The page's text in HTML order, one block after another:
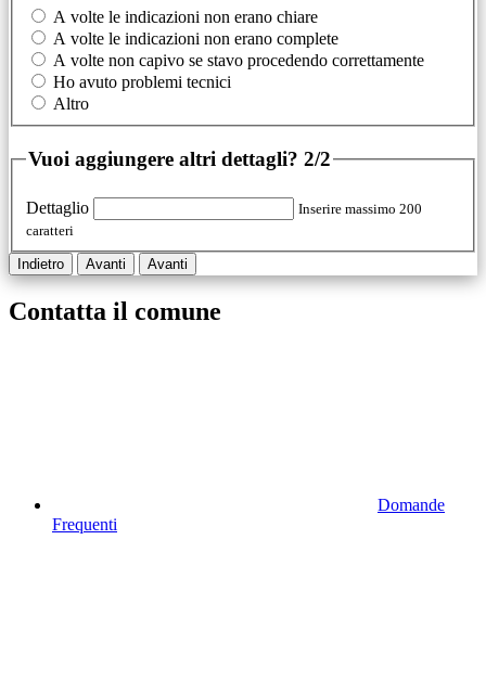
A volte le indicazioni non erano chiare
A volte le indicazioni non erano complete
A volte non capivo se stavo procedendo correttamente
Ho avuto problemi tecnici
Altro
Vuoi aggiungere altri dettagli? 2/2
Dettaglio
Inserire massimo 200
caratteri
Indietro Avanti Avanti
Contatta il comune
Domande
Frequenti